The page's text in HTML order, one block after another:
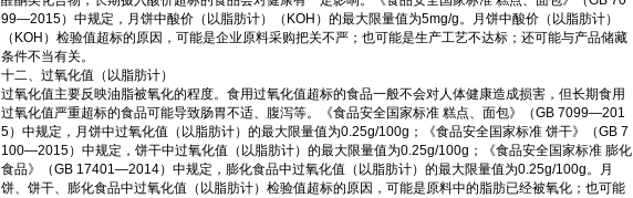
99—2015）中规定，月饼中酸价（以脂肪计）（KOH）的最大限量值为5mg/g。月饼中酸价（以脂肪计）
（KOH）检验值超标的原因，可能是企业原料采购把关不严；也可能是生产工艺不达标；还可能与产品储藏
条件不当有关。
十二、过氧化值（以脂肪计）
过氧化值主要反映油脂被氧化的程度。食用过氧化值超标的食品一般不会对人体健康造成损害，但长期食用
过氧化值严重超标的食品可能导致肠胃不适、腹泻等。《食品安全国家标准 糕点、面包》（GB 7099—201
5）中规定，月饼中过氧化值（以脂肪计）的最大限量值为0.25g/100g；《食品安全国家标准 饼干》（GB 7
100—2015）中规定，饼干中过氧化值（以脂肪计）的最大限量值为0.25g/100g；《食品安全国家标准 膨化
食品》（GB 17401—2014）中规定，膨化食品中过氧化值（以脂肪计）的最大限量值为0.25g/100g。月
饼、饼干、膨化食品中过氧化值（以脂肪计）检验值超标的原因，可能是原料中的脂肪已经被氧化；也可能